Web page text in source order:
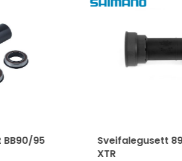
Sveifalegusett 89.5/92mm